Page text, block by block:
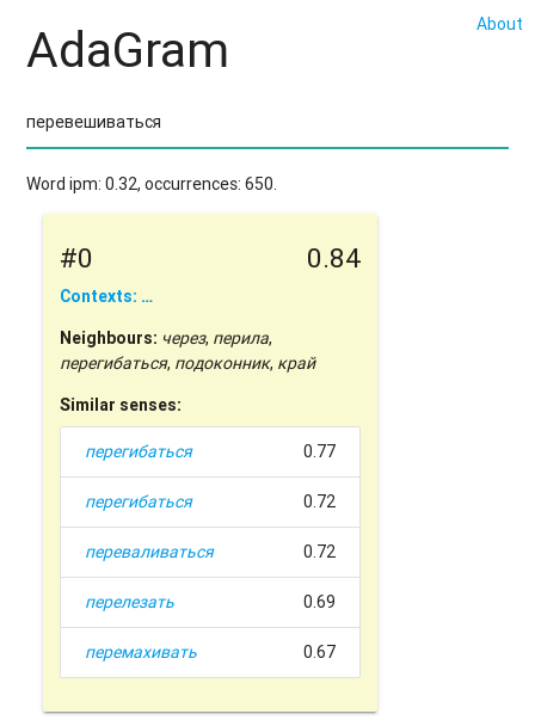
About
AdaGram
Word ipm: 0.32, occurrences: 650.
#0 0.84
Contexts: …
Neighbours: через, перила,
перегибаться, подоконник, край
Similar senses:
перегибаться 0.77
перегибаться 0.72
переваливаться 0.72
перелезать 0.69
перемахивать 0.67